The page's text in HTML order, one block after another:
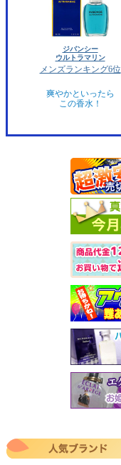
ジバンシー
ウルトラマリン
メンズランキング6位
爽やかといったら
この香水！